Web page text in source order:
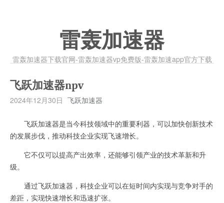
雷轰加速器
雷轰加速器下载官网-雷轰加速器vp免费版-雷轰加速app官方下载
飞跃加速器npv
2024年12月30日 飞跃加速器
飞跃加速器是当今科技领域中的重要利器，可以加快创新技术
的发展步伐，推动科技企业实现飞速增长。
它不仅可以提高产出效率，还能够引领产业的技术革新和升
级。
通过飞跃加速器，科技企业可以在短时间内实现与竞争对手的
差距，实现快速增长和迅速扩张。